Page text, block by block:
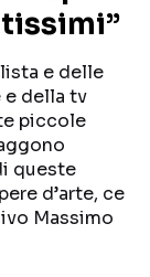
INFINITY
e delle
della tv
piccole
queste
d’arte, ce
Massimo